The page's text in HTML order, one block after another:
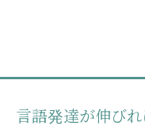
言語発達が伸び